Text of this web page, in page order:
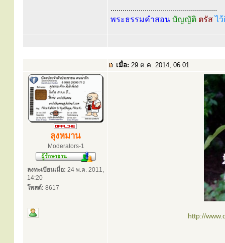
.....................................................
พระธรรมคำสอน บัญญัติ ตรัสไ
เมื่อ: 29 ต.ค. 2014, 06:01
ลุงหมาน
Moderators-1
ลงทะเบียนเมื่อ: 24 พ.ค. 2011,
14:20
โพสต์: 8617
http://